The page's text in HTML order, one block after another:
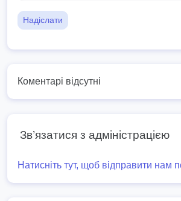
Надіслати
Коментарі відсутні
Зв’язатися з адміністрацією
Натисніть тут, щоб відправити нам